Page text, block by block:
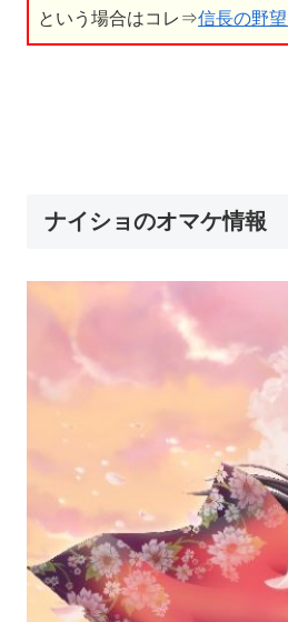
という場合はコレ⇒信長の野
ナイショのオマケ情報